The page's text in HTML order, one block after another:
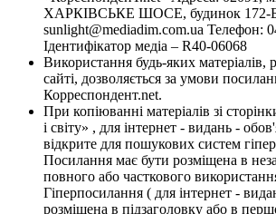
ХАРКІВСЬКЕ ШОСЕ, будинок 172-Б,
sunlight@mediadim.com.ua Телефон:
Ідентифікатор медіа – R40-06068
Використання будь-яких матеріалів,
сайті, дозволяється за умови
Корреспондент.net.
При копіюванні матеріалів зі
і світу» , для інтернет - видань -
відкрите для пошукових систем
Посилання має бути розміщена в
повного або часткового
Гіперпосилання ( для інтернет -
розміщена в підзаголовку або в